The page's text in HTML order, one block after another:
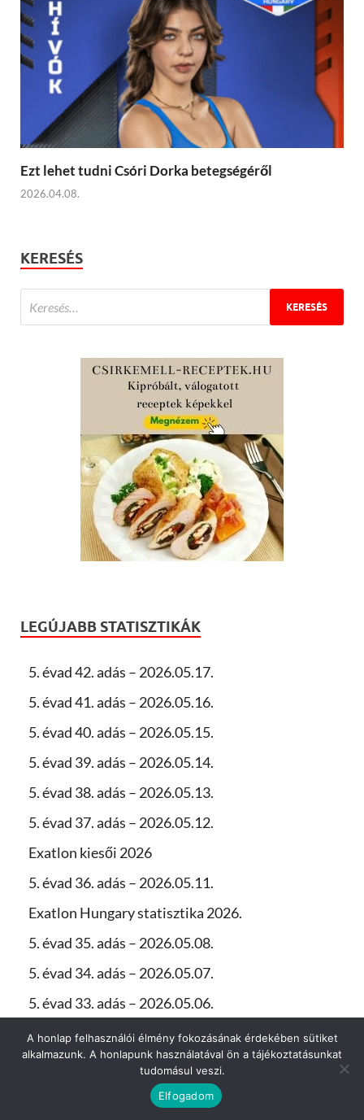
Ezt lehet tudni Csóri Dorka betegségéről
2026.04.08.
KERESÉS
LEGÚJABB STATISZTIKÁK
5. évad 42. adás – 2026.05.17.
5. évad 41. adás – 2026.05.16.
5. évad 40. adás – 2026.05.15.
5. évad 39. adás – 2026.05.14.
5. évad 38. adás – 2026.05.13.
5. évad 37. adás – 2026.05.12.
Exatlon kiesői 2026
5. évad 36. adás – 2026.05.11.
Exatlon Hungary statisztika 2026.
5. évad 35. adás – 2026.05.08.
5. évad 34. adás – 2026.05.07.
5. évad 33. adás – 2026.05.06.
5. évad 32. adás – 2026.05.05.
5. évad 31. adás – 2026.05.04.
5. évad 30. adás – 2026.05.01
A honlap felhasználói élmény fokozásának érdekében sütiket
alkalmazunk. A honlapunk használatával ön a tájékoztatásunkat
tudomásul veszi.
Elfogadom